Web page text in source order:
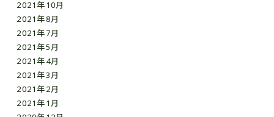
2021年10月
2021年8月
2021年7月
2021年5月
2021年4月
2021年3月
2021年2月
2021年1月